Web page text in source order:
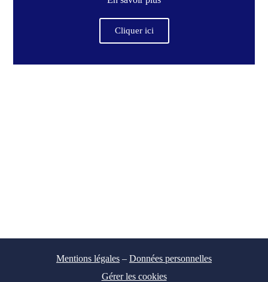
Cliquer ici
Mentions légales – Données personnelles
Gérer les cookies